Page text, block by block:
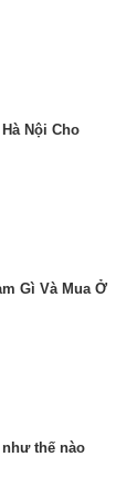
Nội Cho
Gì Và Mua Ở
thế nào